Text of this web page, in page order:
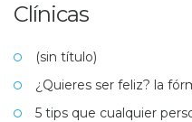
Clínicas
(sin título)
¿Quieres ser feliz? la
5 tips que cualquier